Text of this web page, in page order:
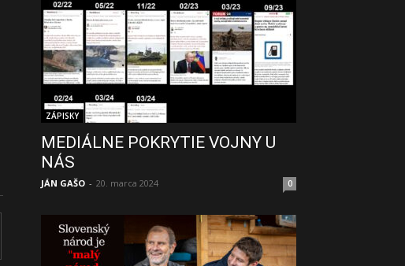
ZÁPISKY
MEDIÁLNE POKRYTIE VOJNY U
NÁS
JÁN GAŠO - 20. marca 2024 0